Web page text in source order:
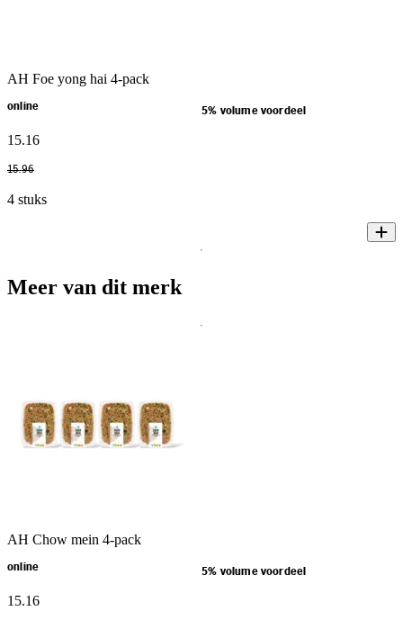
AH Foe yong hai 4-pack
online 5% volume voordeel
15.16
15.96
4 stuks
Meer van dit merk
AH Chow mein 4-pack
online 5% volume voordeel
15.16